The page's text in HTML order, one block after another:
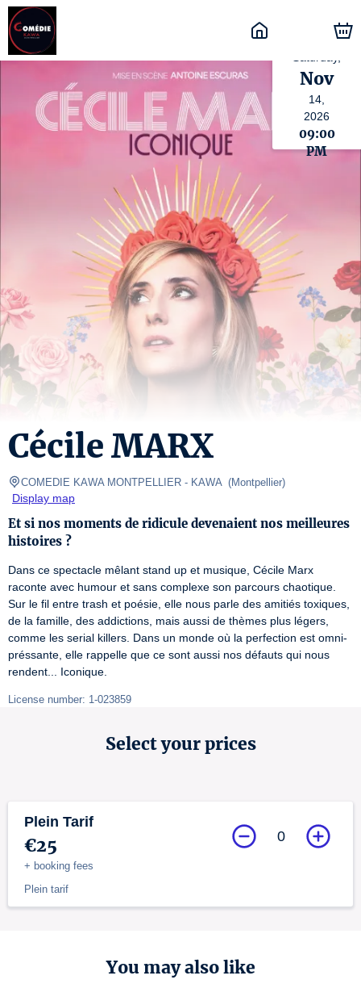
Nov
14,
2026
09:00
PM
Cécile MARX
COMEDIE KAWA MONTPELLIER - KAWA (Montpellier)
Display map
Et si nos moments de ridicule devenaient nos meilleures
histoires ?
Dans ce spectacle mêlant stand up et musique, Cécile Marx
raconte avec humour et sans complexe son parcours chaotique.
Sur le fil entre trash et poésie, elle nous parle des amitiés toxiques,
de la famille, des addictions, mais aussi de thèmes plus légers,
comme les serial killers. Dans un monde où la perfection est omni-
préssante, elle rappelle que ce sont aussi nos défauts qui nous
rendent... Iconique.
License number: 1-023859
Select your prices
Plein Tarif
€25
+ booking fees
Plein tarif
0
You may also like